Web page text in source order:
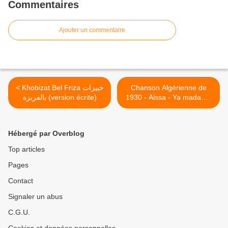
Commentaires
Ajouter un commentaire
< Khobizat Bel Friza خبيزات
بالفريزة (version écrite)
Chanson Algérienne de
1930 - Aissa - Ya madame
je te cire ? >
Hébergé par Overblog
Top articles
Pages
Contact
Signaler un abus
C.G.U.